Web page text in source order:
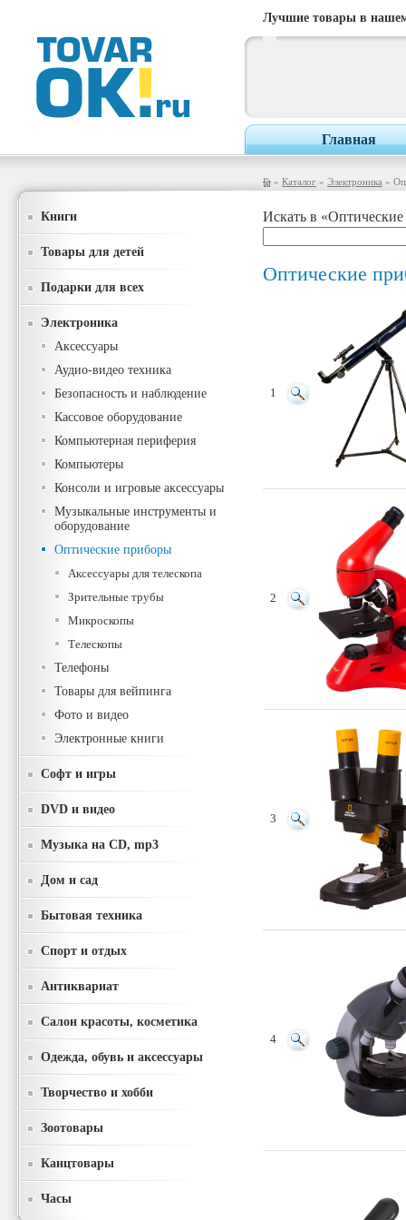
Лучшие товары в
Главная
» Каталог » Электроника »
Книги
Товары для детей
Подарки для всех
Электроника
Аксессуары
Аудио-видео техника
Безопасность и наблюдение
Кассовое оборудование
Компьютерная периферия
Компьютеры
Консоли и игровые аксессуары
Музыкальные инструменты и
оборудование
Оптические приборы
Аксессуары для телескопа
Зрительные трубы
Микроскопы
Телескопы
Телефоны
Товары для вейпинга
Фото и видео
Электронные книги
Софт и игры
DVD и видео
Музыка на CD, mp3
Дом и сад
Бытовая техника
Спорт и отдых
Антиквариат
Салон красоты, косметика
Одежда, обувь и аксессуары
Творчество и хобби
Зоотовары
Канцтовары
Часы
Искать в
Оптические
1
2
3
4